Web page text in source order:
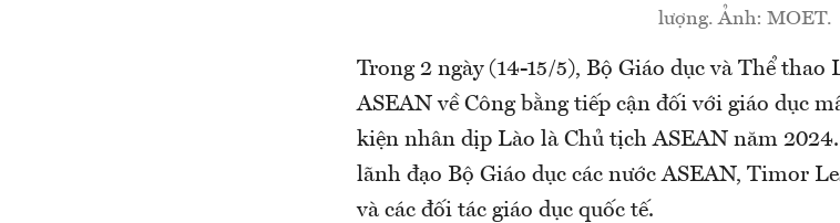
lượng. Ảnh: MOET.
Trong 2 ngày (14-15/5), Bộ Giáo dục và Thể
ASEAN về Công bằng tiếp cận đối với giáo dục
kiện nhân dịp Lào là Chủ tịch ASEAN năm
lãnh đạo Bộ Giáo dục các nước ASEAN, Timor
và các đối tác giáo dục quốc tế.